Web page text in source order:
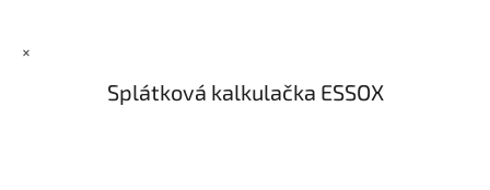
×
Splátková kalkulačka ESSOX